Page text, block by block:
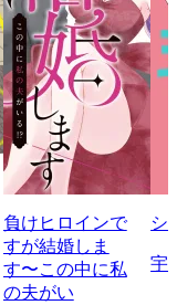
負けヒロインで
すが結婚しま
す〜この中に私
の夫がい
シ
宇